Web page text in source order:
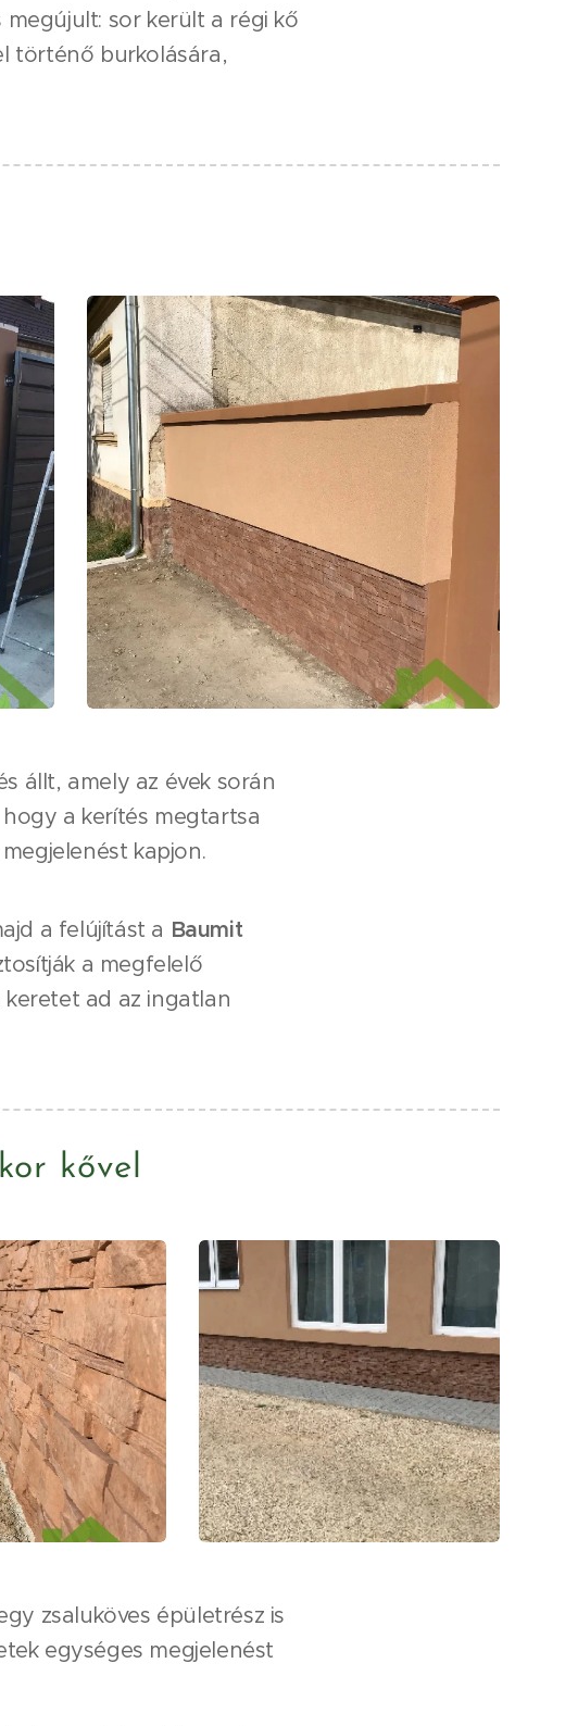
sor került a régi kő
történő burkolására,
állt, amely az évek során
a kerítés megtartsa
kapjon.
a felújítást a Baumit
a megfelelő
ad az ingatlan
kővel
zsaluköves épületrész is
egységes megjelenést